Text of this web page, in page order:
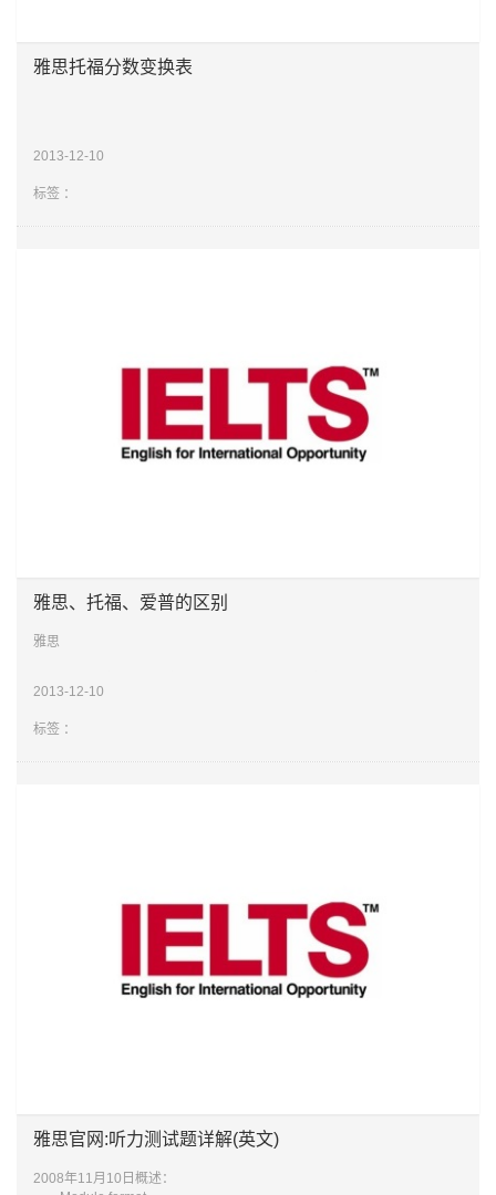
雅思托福分数变换表
2013-12-10
标签 ：
雅思、托福、爱普的区别
雅思
为主
2013-12-10
标签 ：
雅思官网:听力测试题详解(英文)
2008年11月10日概述：